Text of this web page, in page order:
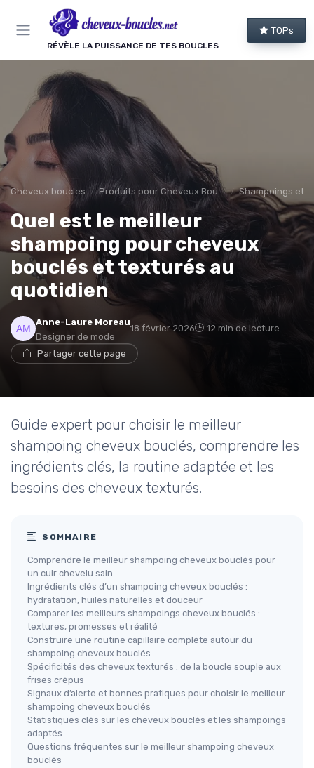
RÉVÈLE LA PUISSANCE DE TES BOUCLES
TOPs
Cheveux boucles Produits pour Cheveux Bouclés et Texturés Shampoings et
Quel est le meilleur
shampoing pour cheveux
bouclés et texturés au
quotidien
Anne-Laure Moreau
Designer de mode
18 février 2026 12 min de lecture
Partager cette page
Guide expert pour choisir le meilleur
shampoing cheveux bouclés, comprendre les
ingrédients clés, la routine adaptée et les
besoins des cheveux texturés.
SOMMAIRE
Comprendre le meilleur shampoing cheveux bouclés pour
un cuir chevelu sain
Ingrédients clés d’un shampoing cheveux bouclés :
hydratation, huiles naturelles et douceur
Comparer les meilleurs shampoings cheveux bouclés :
textures, promesses et réalité
Construire une routine capillaire complète autour du
shampoing cheveux bouclés
Spécificités des cheveux texturés : de la boucle souple aux
frises crépus
Signaux d’alerte et bonnes pratiques pour choisir le meilleur
shampoing cheveux bouclés
Statistiques clés sur les cheveux bouclés et les shampoings
adaptés
Questions fréquentes sur le meilleur shampoing cheveux
bouclés
Panneau de gestion des cookies